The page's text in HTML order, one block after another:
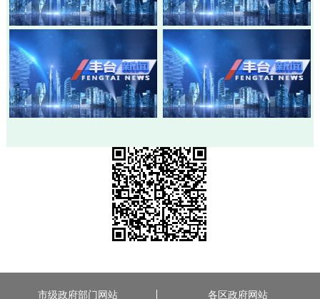
20260803-丰台新闻
20260730-丰台新闻
20260728-丰台新闻
20260724-丰台新闻
市级政府部门网站 各区政府网站